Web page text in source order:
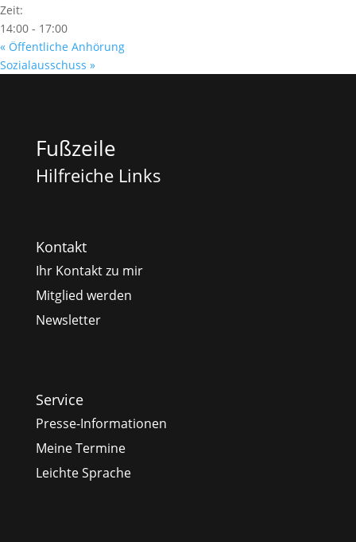
Zeit:
14:00 - 17:00
« Öffentliche Anhörung
Sozialausschuss »
Fußzeile
Hilfreiche Links
Kontakt
Ihr Kontakt zu mir
Mitglied werden
Newsletter
Service
Presse-Informationen
Meine Termine
Leichte Sprache